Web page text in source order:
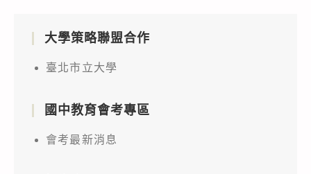
大學策略聯盟合作
臺北市立大學
國中教育會考專區
會考最新消息